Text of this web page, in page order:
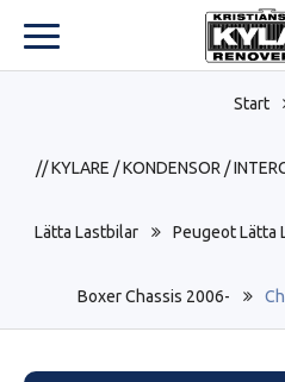
Start
// KYLARE / KONDENSOR /
Lätta Lastbilar Peugeot Lätta
Boxer Chassis 2006-